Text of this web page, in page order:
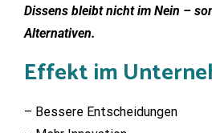
Dissens bleibt nicht im Nein –
Alternativen.
Effekt im
– Bessere Entscheidungen